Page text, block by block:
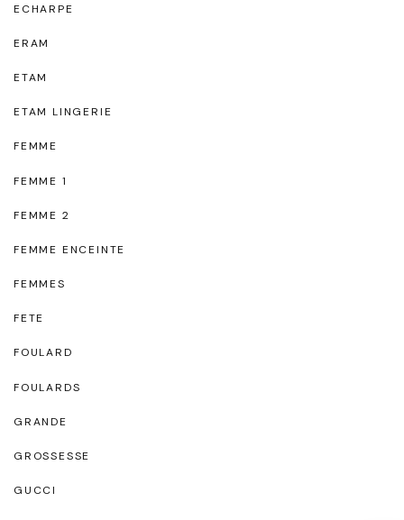
ECHARPE
ERAM
ETAM
ETAM LINGERIE
FEMME
FEMME 1
FEMME 2
FEMME ENCEINTE
FEMMES
FETE
FOULARD
FOULARDS
GRANDE
GROSSESSE
GUCCI